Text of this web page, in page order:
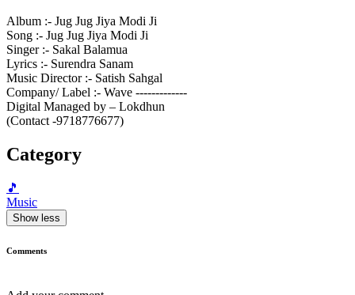
Album :- Jug Jug Jiya Modi Ji
Song :- Jug Jug Jiya Modi Ji
Singer :- Sakal Balamua
Lyrics :- Surendra Sanam
Music Director :- Satish Sahgal
Company/ Label :- Wave -------------
Digital Managed by – Lokdhun
(Contact -9718776677)
Category
🎵
Music
Show less
Comments